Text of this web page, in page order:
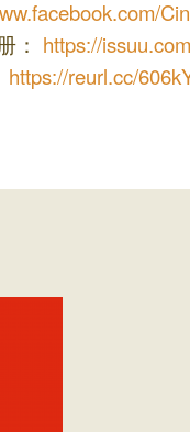
： https://
https://reurl.cc/